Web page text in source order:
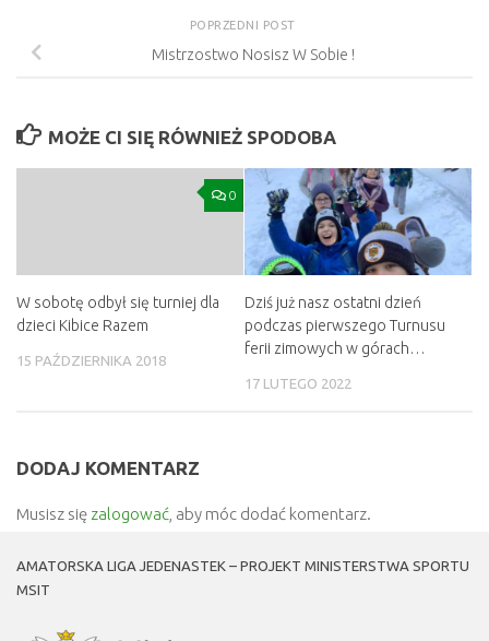
POPRZEDNI POST
Mistrzostwo Nosisz W Sobie !
MOŻE CI SIĘ RÓWNIEŻ SPODOBA
0
W sobotę odbył się turniej dla
dzieci Kibice Razem
15 PAŹDZIERNIKA 2018
Dziś już nasz ostatni dzień
podczas pierwszego Turnusu
ferii zimowych w górach…
17 LUTEGO 2022
DODAJ KOMENTARZ
Musisz się zalogować , aby móc dodać komentarz.
AMATORSKA LIGA JEDENASTEK – PROJEKT MINISTERSTWA SPORTU
MSIT